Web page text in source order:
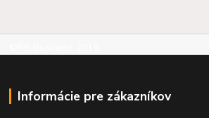
Informácie pre zákazníkov